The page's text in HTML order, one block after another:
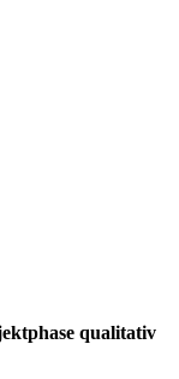
qualitativ